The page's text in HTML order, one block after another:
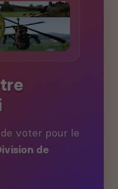
voter pour le
de